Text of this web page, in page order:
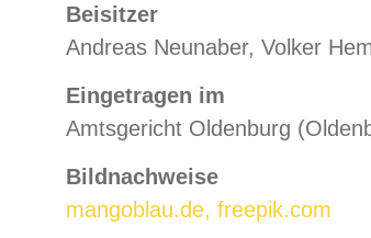
Beisitzer
Andreas Neunaber, Volker
Eingetragen im
Amtsgericht Oldenburg
Bildnachweise
mangoblau.de, freepik.com